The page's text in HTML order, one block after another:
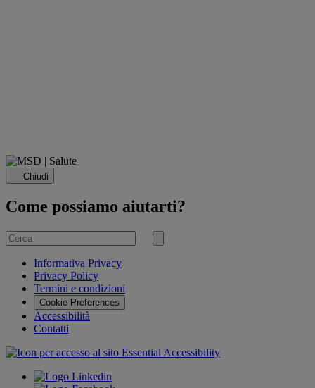
Chiudi
Come possiamo aiutarti?
Cerca
per
Invia
Informativa Privacy
Privacy Policy
Termini e condizioni
Cookie Preferences
Accessibilità
Contatti